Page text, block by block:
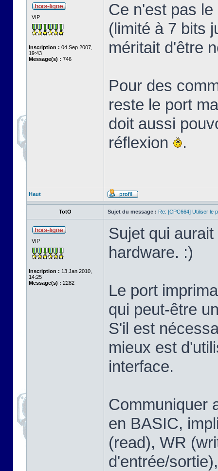
VIP
Inscription : 04 Sep 2007,
19:43
Message(s) : 746
Ce n'est pas
(limité à 7 bits
méritait d'être
Pour des
reste le port
doit aussi
réflexion
.
Haut
TotO Sujet du message : Re: [CPC664] Utiliser le
VIP
Inscription : 13 Jan 2010,
14:25
Message(s) : 2282
Sujet qui
hardware. :)
Le port
qui peut-être
S'il est
mieux est
interface.
Communiquer
en BASIC,
(read), WR
d'entrée/